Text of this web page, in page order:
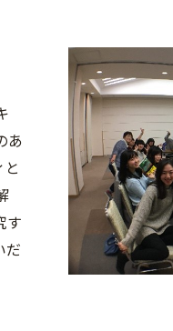
あ
す
だ